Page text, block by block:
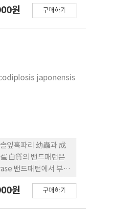
순부터 7월 중순까지
원 구매하기
japonensis
잎혹파리 幼蟲과 成
白質의 밴드패턴은
밴드패턴에서 부분
원 구매하기